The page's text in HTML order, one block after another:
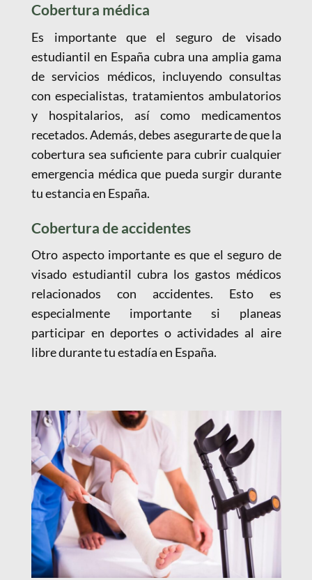
Cobertura médica
Es importante que el seguro de visado
estudiantil en España cubra una amplia gama
de servicios médicos, incluyendo consultas
con especialistas, tratamientos ambulatorios
y hospitalarios, así como medicamentos
recetados. Además, debes asegurarte de que la
cobertura sea suficiente para cubrir cualquier
emergencia médica que pueda surgir durante
tu estancia en España.
Cobertura de accidentes
Otro aspecto importante es que el seguro de
visado estudiantil cubra los gastos médicos
relacionados con accidentes. Esto es
especialmente importante si planeas
participar en deportes o actividades al aire
libre durante tu estadía en España.